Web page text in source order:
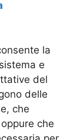
la
e
del
delle
che
che